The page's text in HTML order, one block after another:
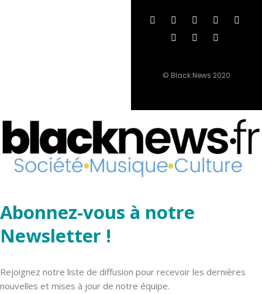
© Black News 2020
Abonnez-vous à notre
Newsletter !
Rejoignez notre liste de diffusion pour recevoir les dernières
nouvelles et mises à jour de notre équipe.